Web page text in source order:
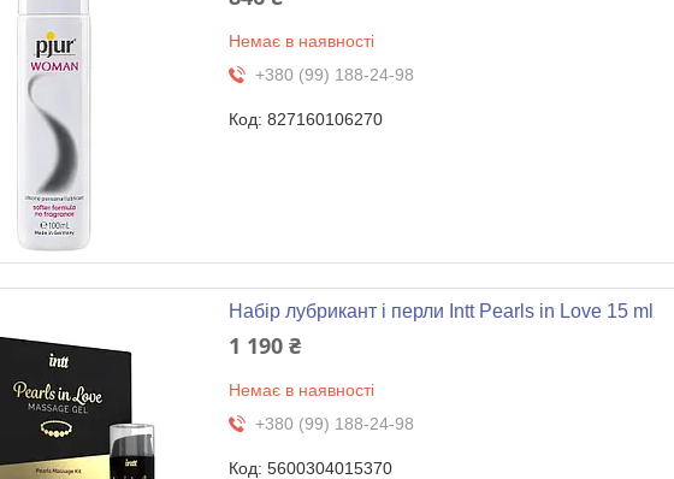
Немає в наявності
+380 (99) 188-24-98
827160106270
Набір лубрикант і перли Intt Pearls in Love 15 ml
1 190 ₴
Немає в наявності
+380 (99) 188-24-98
5600304015370